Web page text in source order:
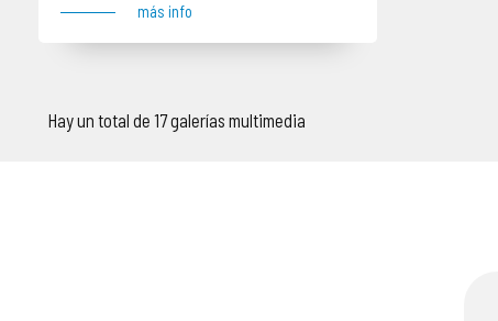
más info
Hay un total de 17 galerías multimedia